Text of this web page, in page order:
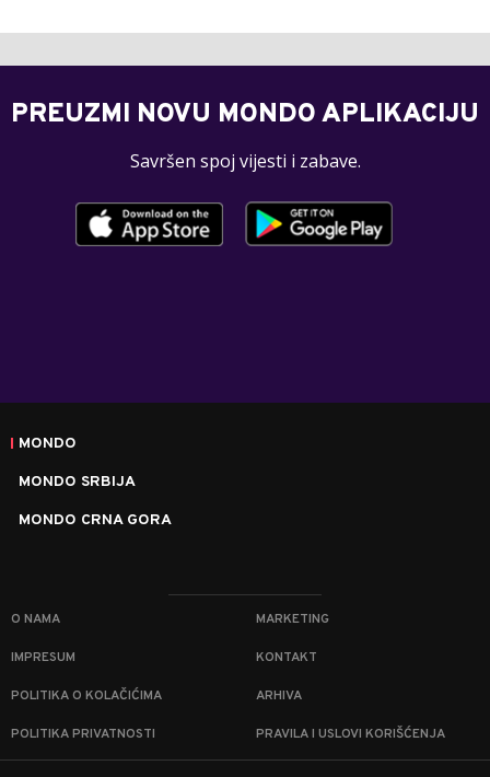
PREUZMI NOVU MONDO APLIKACIJU
Savršen spoj vijesti i zabave.
MONDO
MONDO SRBIJA
MONDO CRNA GORA
O NAMA MARKETING
IMPRESUM KONTAKT
POLITIKA O KOLAČIĆIMA ARHIVA
POLITIKA PRIVATNOSTI PRAVILA I USLOVI KORIŠĆENJA